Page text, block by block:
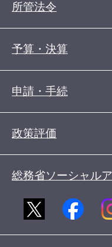
所管法令
予算・決算
申請・手続
政策評価
総務省ソーシャル